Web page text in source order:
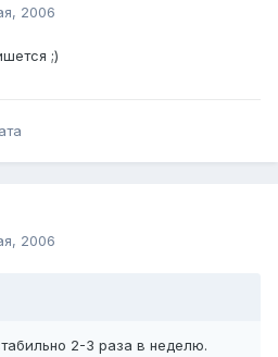
2006
;)
2006
2-3 раза в неделю.